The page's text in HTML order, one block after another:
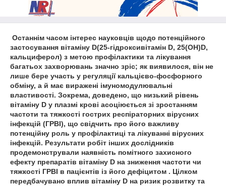
Останнім часом інтерес науковців щодо потенційного
застосування вітаміну D(25-гідроксивітамін D, 25(OH)D,
кальциферол) з метою профілактики та лікування
багатьох захворювань значно зріс; як виявилося, він не
лише бере участь у регуляції кальцієво-фосфорного
обміну, а й має виражені імуномодулювальні
властивості. Зокрема, доведено, що низький рівень
вітаміну D у плазмі крові асоціюється зі зростанням
частоти та тяжкості гострих респіраторних вірусних
інфекцій (ГРВІ), що свідчить про його важливу
потенційну роль у профілактиці та лікуванні вірусних
інфекцій. Результати робіт інших дослідників
продемонстрували наявність помітного захисного
ефекту препаратів вітаміну D на зниження частоти чи
тяжкості ГРВІ в пацієнтів із його дефіцитом . Цілком
передбачувано вплив вітаміну D на ризик розвитку та